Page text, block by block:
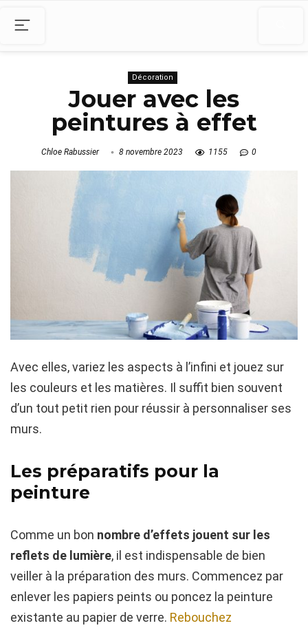
Décoration
Jouer avec les
peintures à effet
Chloe Rabussier 8 novembre 2023 1155 0
Avec elles, variez les aspects à l’infini et jouez sur
les couleurs et les matières. Il suffit bien souvent
d’un tout petit rien pour réussir à personnaliser ses
murs.
Les préparatifs pour la
peinture
Comme un bon nombre d’effets jouent sur les
reflets de lumière, il est indispensable de bien
veiller à la préparation des murs. Commencez par
enlever les papiers peints ou poncez la peinture
existante au papier de verre. Rebouchez